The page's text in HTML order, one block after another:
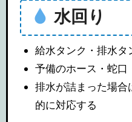
水回り
給水タンク・排水
予備のホース・蛇口
排水が詰まった場
的に対応する